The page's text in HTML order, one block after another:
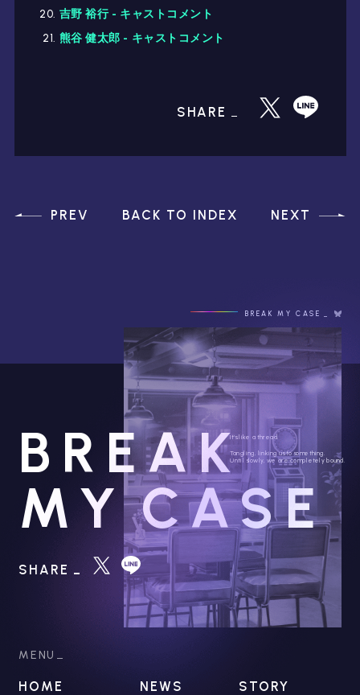
吉野 裕行 - キャストコメント
熊谷 健太郎 - キャストコメント
SHARE
PREV BACK TO INDEX NEXT
BREAK MY CASE
BREAK
MY CASE
It's like a thread.
Tangling, linking us to something.
Until slowly, we are completely bound.
SHARE
MENU
HOME NEWS STORY